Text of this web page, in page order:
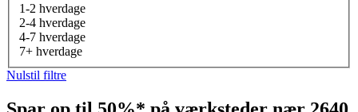
1-2 hverdage
2-4 hverdage
4-7 hverdage
7+ hverdage
Nulstil filtre